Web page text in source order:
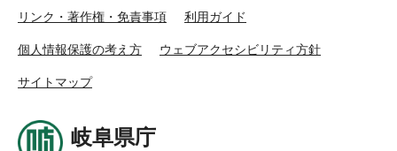
リンク・著作権・免責事項 利用ガイド
個人情報保護の考え方 ウェブアクセシビリティ方針
サイトマップ
岐阜県庁